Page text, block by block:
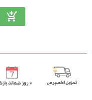
تحویل اکسپرس ٧ روز ضمانت بازگشت